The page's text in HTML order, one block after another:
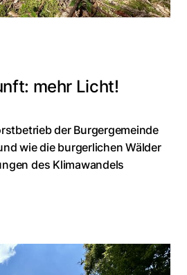
mehr Licht!
der Burgergemeinde
wie die burgerlichen Wälder
des Klimawandels